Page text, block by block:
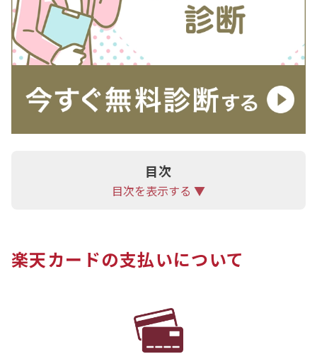
目次
目次を表示する ▼
楽天カードの支払いについて